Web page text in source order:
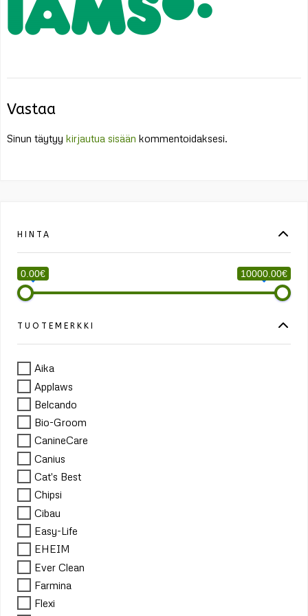
Vastaa
Sinun täytyy kirjautua sisään kommentoidaksesi.
HINTA
0.00€ 10000.00€
TUOTEMERKKI
Aika
Applaws
Belcando
Bio-Groom
CanineCare
Canius
Cat's Best
Chipsi
Cibau
Easy-Life
EHEIM
Ever Clean
Farmina
Flexi